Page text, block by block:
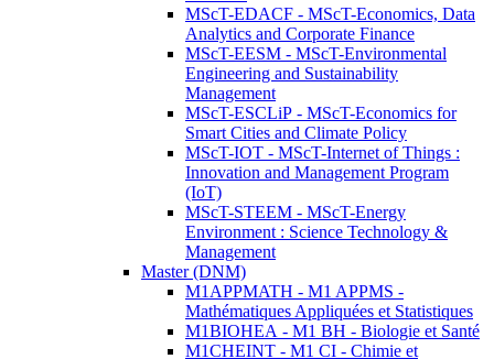
MScT-EDACF - MScT-Economics, Data
Analytics and Corporate Finance
MScT-EESM - MScT-Environmental
Engineering and Sustainability
Management
MScT-ESCLiP - MScT-Economics for
Smart Cities and Climate Policy
MScT-IOT - MScT-Internet of Things :
Innovation and Management Program
(IoT)
MScT-STEEM - MScT-Energy
Environment : Science Technology &
Management
Master (DNM)
M1APPMATH - M1 APPMS -
Mathématiques Appliquées et Statistiques
M1BIOHEA - M1 BH - Biologie et Santé
M1CHEINT - M1 CI - Chimie et